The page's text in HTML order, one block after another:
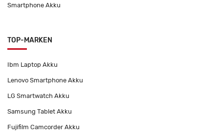
Smartphone Akku
TOP-MARKEN
Ibm Laptop Akku
Lenovo Smartphone Akku
LG Smartwatch Akku
Samsung Tablet Akku
Fujifilm Camcorder Akku